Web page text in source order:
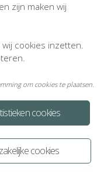
cookies
cookies
zijn maken wij
cookies inzetten.
om cookies te plaatsen.